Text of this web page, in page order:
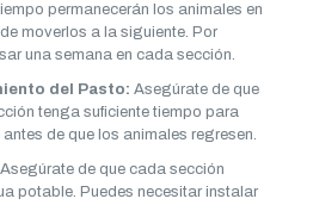
permanecerán los animales en
moverlos a la siguiente. Por
una semana en cada sección.
del Pasto: Asegúrate de que
tenga suficiente tiempo para
de que los animales regresen.
Asegúrate de que cada sección
potable. Puedes necesitar instalar